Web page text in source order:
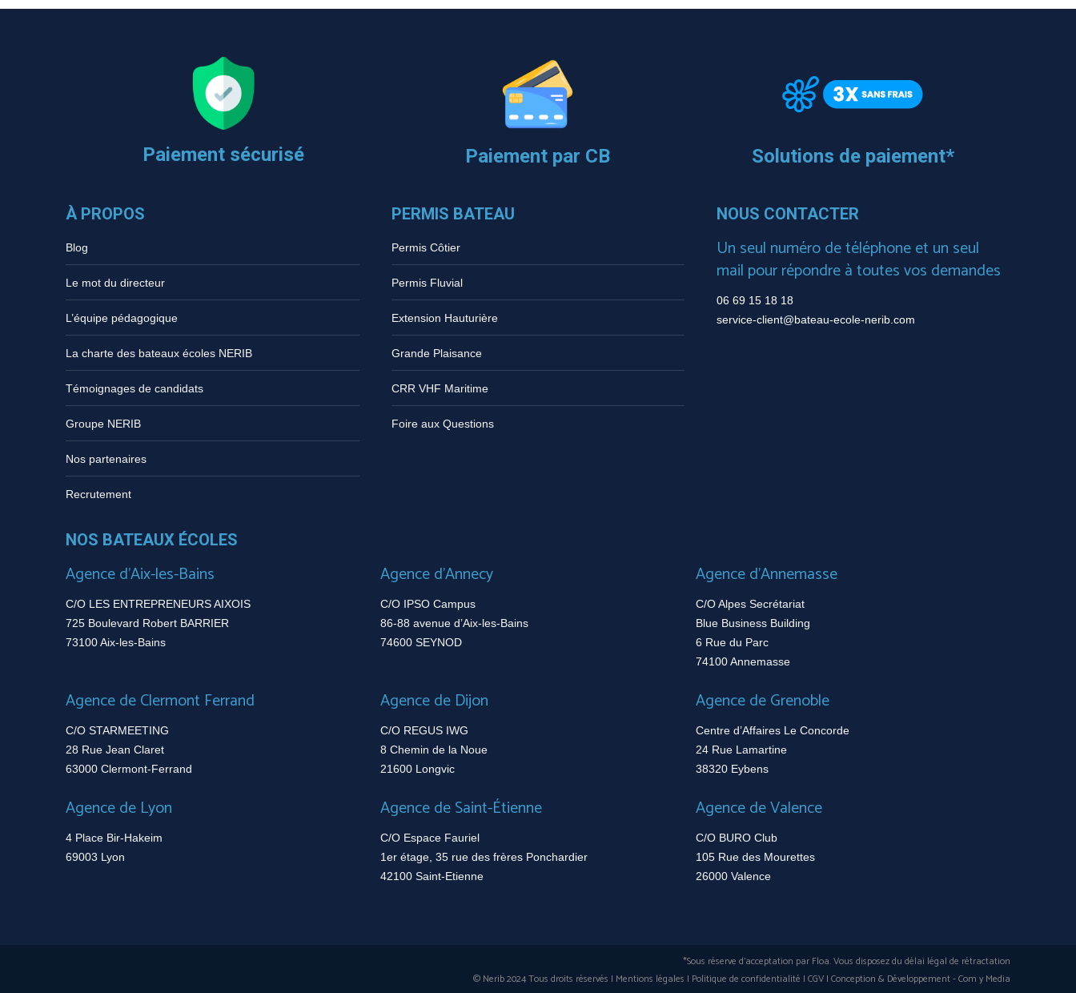
Paiement sécurisé Paiement par CB Solutions de paiement*
À PROPOS
Blog
Le mot du directeur
L’équipe pédagogique
La charte des bateaux écoles NERIB
Témoignages de candidats
Groupe NERIB
Nos partenaires
Recrutement
PERMIS BATEAU
Permis Côtier
Permis Fluvial
Extension Hauturière
Grande Plaisance
CRR VHF Maritime
Foire aux Questions
NOUS CONTACTER
Un seul numéro de téléphone et un seul
mail pour répondre à toutes vos demandes
06 69 15 18 18
service-client@bateau-ecole-nerib.com
NOS BATEAUX ÉCOLES
Agence d’Aix-les-Bains
C/O LES ENTREPRENEURS AIXOIS
725 Boulevard Robert BARRIER
73100 Aix-les-Bains
Agence d’Annecy
C/O IPSO Campus
86-88 avenue d’Aix-les-Bains
74600 SEYNOD
Agence d’Annemasse
C/O Alpes Secrétariat
Blue Business Building
6 Rue du Parc
74100 Annemasse
Agence de Clermont Ferrand
C/O STARMEETING
28 Rue Jean Claret
63000 Clermont-Ferrand
Agence de Dijon
C/O REGUS IWG
8 Chemin de la Noue
21600 Longvic
Agence de Grenoble
Centre d’Affaires Le Concorde
24 Rue Lamartine
38320 Eybens
Agence de Lyon
4 Place Bir-Hakeim
69003 Lyon
Agence de Saint-Étienne
C/O Espace Fauriel
1er étage, 35 rue des frères Ponchardier
42100 Saint-Etienne
Agence de Valence
C/O BURO Club
105 Rue des Mourettes
26000 Valence
*Sous réserve d'acceptation par Floa. Vous disposez du délai légal de rétractation
© Nerib 2024 Tous droits réservés I Mentions légalesI Politique de confidentialitéI CGVI Conception & Développement -Com y Media